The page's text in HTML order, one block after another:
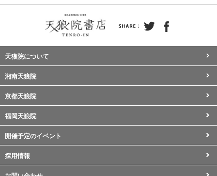
天狼院について
湘南天狼院
京都天狼院
福岡天狼院
開催予定のイベント
採用情報